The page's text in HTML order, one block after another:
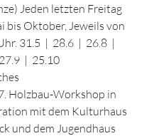
Jeden letzten Freitag
bis Oktober, Jeweils von
31.5 | 28.6 | 26.8 |
| 25.10
Holzbau-Workshop in
mit dem Kulturhaus
und dem Jugendhaus